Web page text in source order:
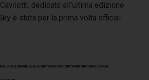
dedicato all’ultima edizione
è stata per la prima volta official